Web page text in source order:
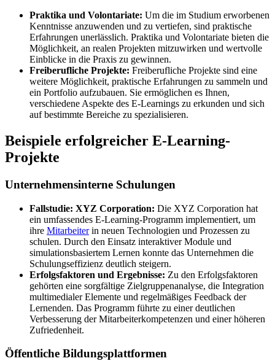
Praktika und Volontariate: Um die im Studium erworbenen
Kenntnisse anzuwenden und zu vertiefen, sind praktische
Erfahrungen unerlässlich. Praktika und Volontariate bieten die
Möglichkeit, an realen Projekten mitzuwirken und wertvolle
Einblicke in die Praxis zu gewinnen.
Freiberufliche Projekte: Freiberufliche Projekte sind eine
weitere Möglichkeit, praktische Erfahrungen zu sammeln und
ein Portfolio aufzubauen. Sie ermöglichen es Ihnen,
verschiedene Aspekte des E-Learnings zu erkunden und sich
auf bestimmte Bereiche zu spezialisieren.
Beispiele erfolgreicher E-Learning-
Projekte
Unternehmensinterne Schulungen
Fallstudie: XYZ Corporation: Die XYZ Corporation hat
ein umfassendes E-Learning-Programm implementiert, um
ihre Mitarbeiterin neuen Technologien und Prozessen zu
schulen. Durch den Einsatz interaktiver Module und
simulationsbasiertem Lernen konnte das Unternehmen die
Schulungseffizienz deutlich steigern.
Erfolgsfaktoren und Ergebnisse: Zu den Erfolgsfaktoren
gehörten eine sorgfältige Zielgruppenanalyse, die Integration
multimedialer Elemente und regelmäßiges Feedback der
Lernenden. Das Programm führte zu einer deutlichen
Verbesserung der Mitarbeiterkompetenzen und einer höheren
Zufriedenheit.
Öffentliche Bildungsplattformen